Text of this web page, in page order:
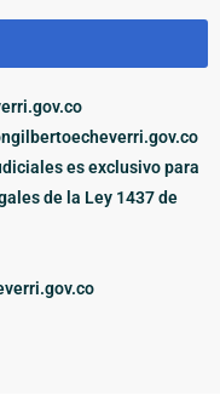
es exclusivo para
de la Ley 1437 de